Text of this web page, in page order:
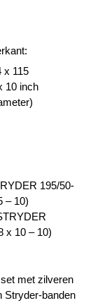
x 115
10 inch
195/50-
– 10)
x 10 – 10)
met zilveren
Stryder-banden